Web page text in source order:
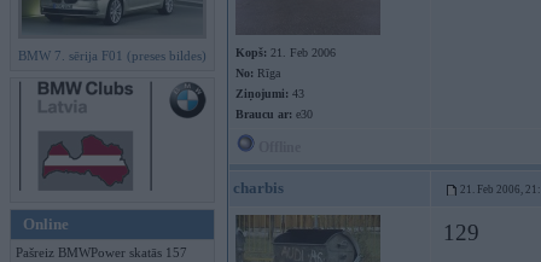
BMW 7. sērija F01 (preses bildes)
Online
Pašreiz BMWPower skatās 157
Kopš: 21. Feb 2006
No: Rīga
Ziņojumi: 43
Braucu ar: e30
charbis 21. Feb 2006,
129